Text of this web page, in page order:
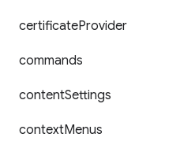
certificateProvider
commands
contentSettings
contextMenus